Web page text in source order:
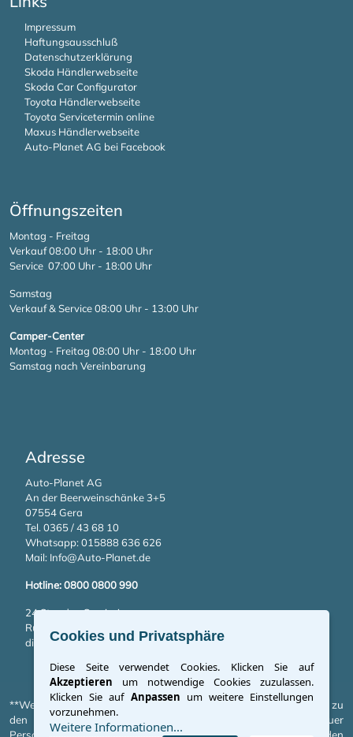
Impressum
Haftungsausschluß
Datenschutzerklärung
Skoda Händlerwebseite
Skoda Car Configurator
Toyota Händlerwebseite
Toyota Servicetermin online
Maxus Händlerwebseite
Auto-Planet AG bei Facebook
Öffnungszeiten
Montag - Freitag
Verkauf 08:00 Uhr - 18:00 Uhr
Service 07:00 Uhr - 18:00 Uhr
Samstag
Verkauf & Service 08:00 Uhr - 13:00 Uhr
Camper-Center
Montag - Freitag 08:00 Uhr - 18:00 Uhr
Samstag nach Vereinbarung
Adresse
Auto-Planet AG
An der Beerweinschänke 3+5
07554 Gera
Tel. 0365 / 43 68 10
Whatsapp: 015888 636 626
Mail: Info@Auto-Planet.de
Hotline: 0800 0800 990
24 Stunden Service!
Rufen Sie bei Panne oder Unfall einfach
die kostenlose Hotlinenummer an.
**Weitere Informationen zum offiziellen Kraftstoffverbrauch und zu
den offiziellen spezifischen CO2-Emissionen neuer
Cookies und Privatsphäre
Diese Seite verwendet Cookies. Klicken Sie auf
Akzeptieren um notwendige Cookies zuzulassen.
Klicken Sie auf Anpassen um weitere Einstellungen
vorzunehmen.
Weitere Informationen...